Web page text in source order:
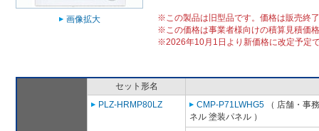
画像拡大
※この製品は旧型品です。価格は販売終
※この価格は事業者様向けの積算見積価
※2026年10月1日より新価格に改定予定
セット形名
PLZ-HRMP80LZ
CMP-P71LWHG5 （ 店舗・事
ネル 塗装パネル ）